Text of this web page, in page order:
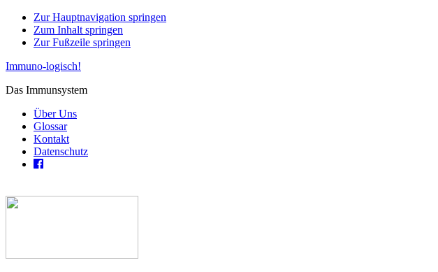
Zur Hauptnavigation springen
Zum Inhalt springen
Zur Fußzeile springen
Immuno-logisch!
Das Immunsystem
Über Uns
Glossar
Kontakt
Datenschutz